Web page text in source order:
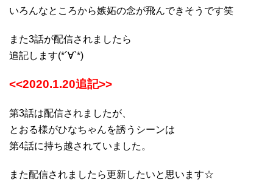
いろんなところから嫉妬の念が飛んできそうです笑
また3話が配信されましたら
追記します(*´∀`*)
<<2020.1.20追記>>
第3話は配信されましたが、
とおる様がひなちゃんを誘うシーンは
第4話に持ち越されていました。
また配信されましたら更新したいと思います☆